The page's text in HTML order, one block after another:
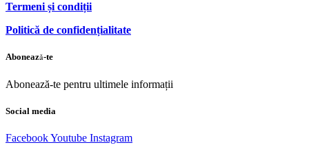
Termeni și condiții
Politică de confidențialitate
Abonează-te
Abonează-te pentru ultimele informații
Social media
FacebookYoutube Instagram